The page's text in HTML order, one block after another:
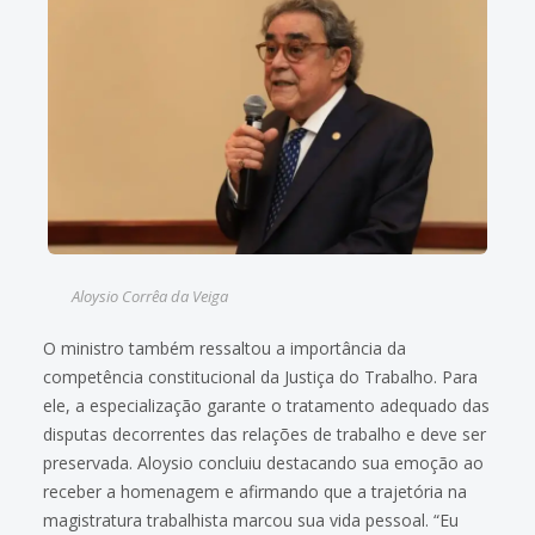
Aloysio Corrêa da Veiga
O ministro também ressaltou a importância da
competência constitucional da Justiça do Trabalho. Para
ele, a especialização garante o tratamento adequado das
disputas decorrentes das relações de trabalho e deve ser
preservada. Aloysio concluiu destacando sua emoção ao
receber a homenagem e afirmando que a trajetória na
magistratura trabalhista marcou sua vida pessoal. “Eu